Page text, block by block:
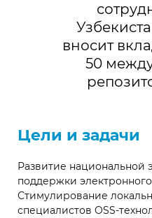
вносит
50
Цели и задачи
Развитие национальной
поддержки
Стимулирование
специалистов OSS-